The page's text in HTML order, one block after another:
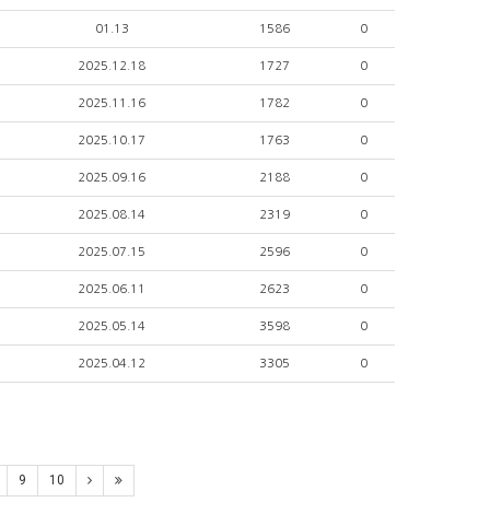
01.13 1586 0
2025.12.18 1727 0
2025.11.16 1782 0
2025.10.17 1763 0
2025.09.16 2188 0
2025.08.14 2319 0
2025.07.15 2596 0
2025.06.11 2623 0
2025.05.14 3598 0
2025.04.12 3305 0
9 10